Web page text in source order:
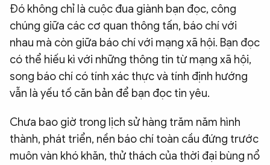
Đó không chỉ là cuộc đua giành bạn đọc, công
chúng giữa các cơ quan thông tấn, báo chí với
nhau mà còn giữa báo chí với mạng xã hội. Bạn đọc
có thể hiếu kì với những thông tin từ mạng xã hội,
song báo chí có tính xác thực và tính định hướng
vẫn là yếu tố căn bản để bạn đọc tin yêu.
Chưa bao giờ trong lịch sử hàng trăm năm hình
thành, phát triển, nền báo chí toàn cầu đứng trước
muôn vàn khó khăn, thử thách của thời đại bùng nổ